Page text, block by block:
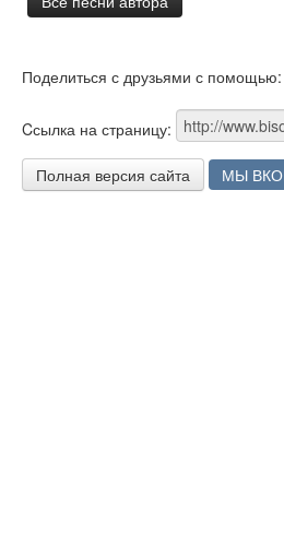
Поделиться с друзьями с помощью:
Cсылка на страницу:
Полная версия сайта МЫ